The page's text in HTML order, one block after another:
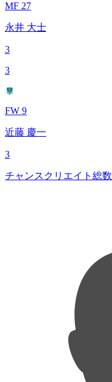
MF 27
永井 大士
3
3
FW 9
近藤 慶一
3
チャンスクリエイト総数